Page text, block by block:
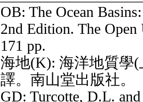
OB: The Ocean
2nd Edition. The Open
171 pp.
海地(K): 海洋地質學(
譯。南山堂出版社。
GD: Turcotte, D.L.